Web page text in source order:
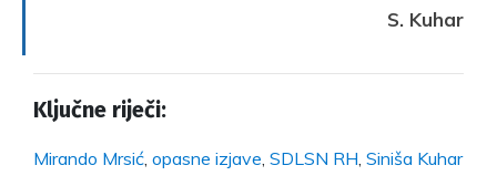
S. Kuhar
Ključne riječi:
Mirando Mrsić, opasne izjave, SDLSN RH, Siniša Kuhar